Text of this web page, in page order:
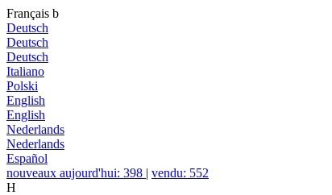
Français b
Deutsch
Deutsch
Deutsch
Italiano
Polski
English
English
Nederlands
Nederlands
Español
nouveaux aujourd'hui: 398 | vendu: 552
H